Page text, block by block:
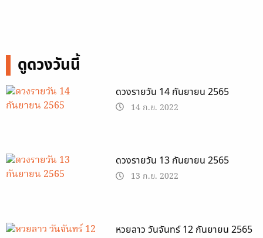
ดูดวงวันนี้
ดวงรายวัน 14 กันยายน 2565
14 ก.ย. 2022
ดวงรายวัน 13 กันยายน 2565
13 ก.ย. 2022
หวยลาว วันจันทร์ 12 กันยายน 2565